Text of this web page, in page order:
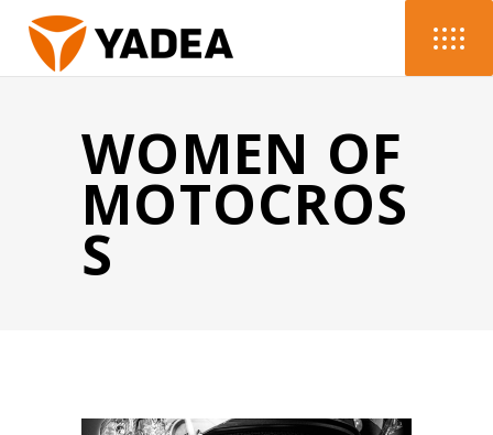
WOMEN OF
MOTOCROS
S